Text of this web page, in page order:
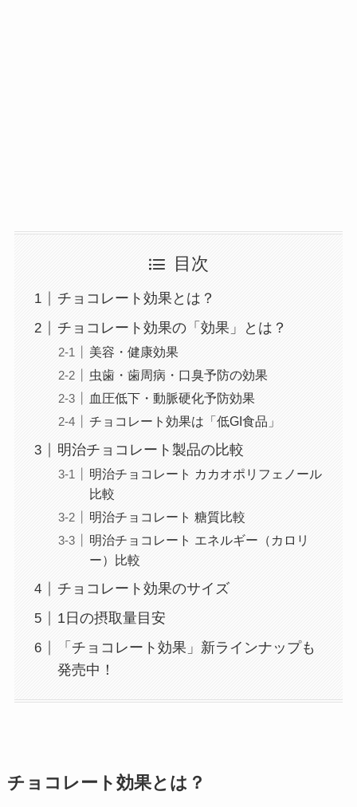
目次
チョコレート効果とは？
チョコレート効果の「効果」とは？
美容・健康効果
虫歯・歯周病・口臭予防の効果
血圧低下・動脈硬化予防効果
チョコレート効果は「低GI食品」
明治チョコレート製品の比較
明治チョコレート カカオポリフェノール
比較
明治チョコレート 糖質比較
明治チョコレート エネルギー（カロリ
ー）比較
チョコレート効果のサイズ
1日の摂取量目安
「チョコレート効果」新ラインナップも
発売中！
チョコレート効果とは？